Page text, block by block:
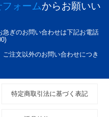
ォームからお願いい
ぎのお問い合わせは下記お電話
注文以外のお問い合わせにつき
特定商取引法に基づく表記